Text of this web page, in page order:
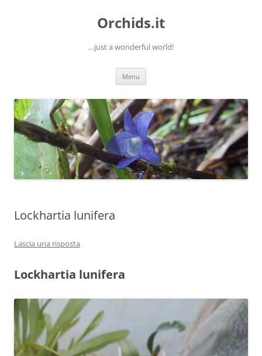
Orchids.it
…just a wonderful world!
Menu
Lockhartia lunifera
Lascia una risposta
Lockhartia lunifera